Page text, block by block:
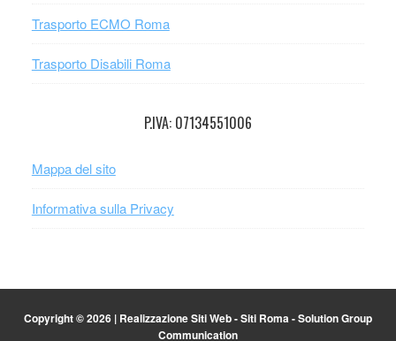
Trasporto ECMO Roma
Trasporto Disabili Roma
P.IVA: 07134551006
Mappa del sito
Informativa sulla Privacy
Copyright © 2026 | Realizzazione Siti Web-Siti Roma-Solution Group
Communication